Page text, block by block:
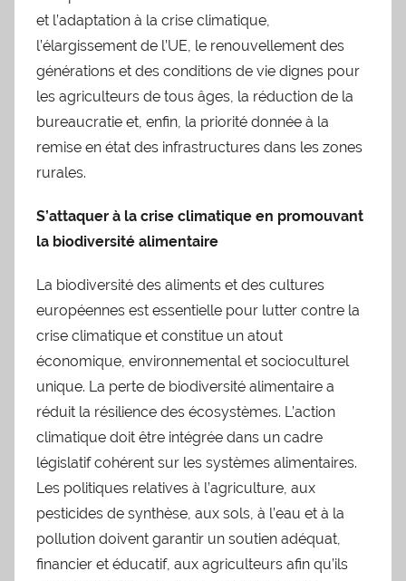
et l’adaptation à la crise climatique,
l’élargissement de l’UE, le renouvellement des
générations et des conditions de vie dignes pour
les agriculteurs de tous âges, la réduction de la
bureaucratie et, enfin, la priorité donnée à la
remise en état des infrastructures dans les zones
rurales.
S’attaquer à la crise climatique en promouvant
la biodiversité alimentaire
La biodiversité des aliments et des cultures
européennes est essentielle pour lutter contre la
crise climatique et constitue un atout
économique, environnemental et socioculturel
unique. La perte de biodiversité alimentaire a
réduit la résilience des écosystèmes. L’action
climatique doit être intégrée dans un cadre
législatif cohérent sur les systèmes alimentaires.
Les politiques relatives à l’agriculture, aux
pesticides de synthèse, aux sols, à l’eau et à la
pollution doivent garantir un soutien adéquat,
financier et éducatif, aux agriculteurs afin qu’ils